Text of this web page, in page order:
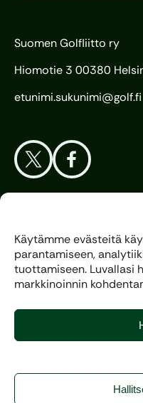
Käytämme evästeitä
parantamiseen,
tuottamiseen. Luvallasi
markkinoinnin
Suomen Golfliitto ry
Hiomotie 3 00380
etunimi.sukunimi@golf.fi
Liitto
Kilpagolf
Copyright 2025, All